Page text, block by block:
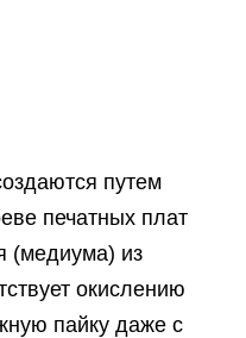
путем
печатных плат
(медиума) из
окислению
пайку даже с